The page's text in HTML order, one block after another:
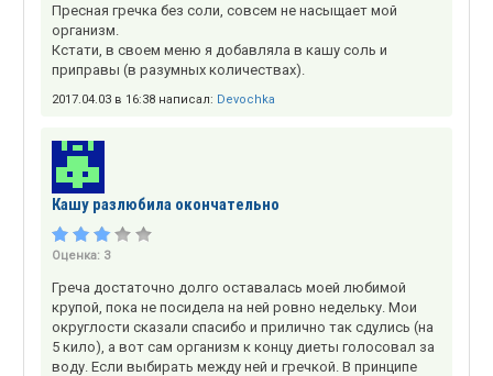
Пресная гречка без соли, совсем не насыщает мой
организм.
Кстати, в своем меню я добавляла в кашу соль и
приправы (в разумных количествах).
2017.04.03 в 16:38 написал: Devochka
Кашу разлюбила окончательно
Оценка: 3
Греча достаточно долго оставалась моей любимой
крупой, пока не посидела на ней ровно недельку. Мои
округлости сказали спасибо и прилично так сдулись (на
5 кило), а вот сам организм к концу диеты голосовал за
воду. Если выбирать между ней и гречкой. В принципе